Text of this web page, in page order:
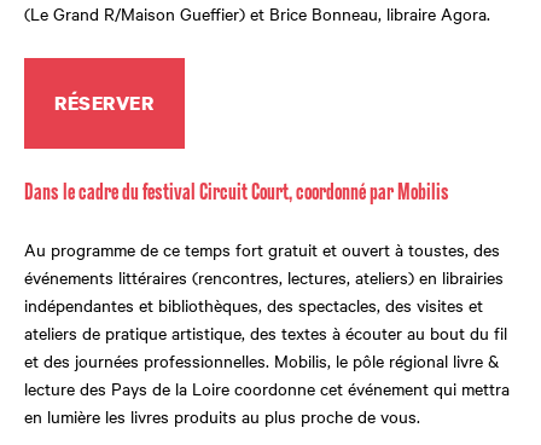
(Le Grand R/Maison Gueffier) et Brice Bonneau, libraire Agora.
RÉSERVER
Dans le cadre du festival Circuit Court, coordonné par Mobilis
Au programme de ce temps fort gratuit et ouvert à toustes, des
événements littéraires (rencontres, lectures, ateliers) en librairies
indépendantes et bibliothèques, des spectacles, des visites et
ateliers de pratique artistique, des textes à écouter au bout du fil
et des journées professionnelles. Mobilis, le pôle régional livre &
lecture des Pays de la Loire coordonne cet événement qui mettra
en lumière les livres produits au plus proche de vous.